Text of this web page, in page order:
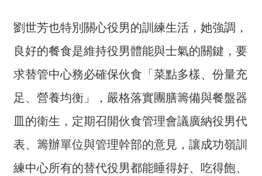
意
箱
雙
語
彙
常
見
劉世芳也特別關心役男的訓練生活，她強調，
良好的餐食是維持役男體能與士氣的關鍵，要
求替管中心務必確保伙食「菜點多樣、份量充
足、營養均衡」，嚴格落實團膳籌備與餐盤器
皿的衛生，定期召開伙食管理會議廣納役男代
表、籌辦單位與管理幹部的意見，讓成功嶺訓
練中心所有的替代役男都能睡得好、吃得飽、